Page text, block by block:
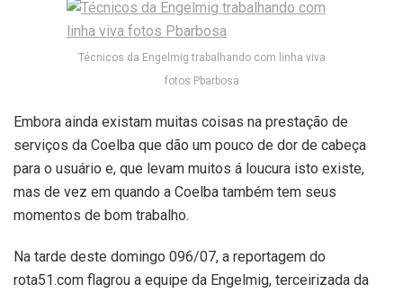
Técnicos da Engelmig trabalhando com linha viva
fotos Pbarbosa
Embora ainda existam muitas coisas na prestação de
serviços da Coelba que dão um pouco de dor de cabeça
para o usuário e, que levam muitos á loucura isto existe,
mas de vez em quando a Coelba também tem seus
momentos de bom trabalho.
Na tarde deste domingo 096/07, a reportagem do
rota51.com flagrou a equipe da Engelmig, terceirizada da